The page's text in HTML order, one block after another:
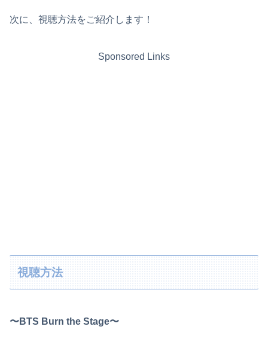
次に、視聴方法をご紹介します！
Sponsored Links
視聴方法
〜BTS Burn the Stage〜